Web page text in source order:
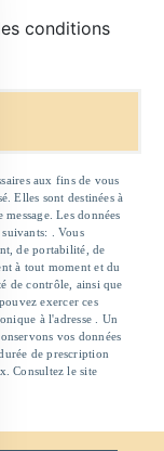
conditions
aux fins de vous
Elles sont destinées à
message. Les données
suivants: . Vous
de portabilité, de
à tout moment et du
de contrôle, ainsi que
exercer ces
à l'adresse . Un
vos données
de prescription
Consultez le site